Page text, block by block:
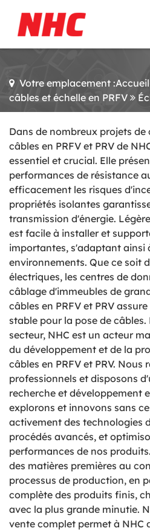
Votre emplacement :Accueil
câbles et échelle en PRFV
Dans de nombreux projets de
câbles en PRFV et PRV de
essentiel et crucial. Elle
performances de résistance
efficacement les risques
propriétés isolantes
transmission d'énergie.
est facile à installer et
importantes, s'adaptant ainsi
environnements. Que ce soit
électriques, les centres de
câblage d'immeubles de
câbles en PRFV et PRV
stable pour la pose de
secteur, NHC est un acteur
du développement et de la
câbles en PRFV et PRV.
professionnels et disposons
recherche et développement
explorons et innovons sans
activement des technologies
procédés avancés, et
performances de nos
des matières premières au
processus de production, en
complète des produits finis,
avec la plus grande minutie.
vente complet permet à NHC